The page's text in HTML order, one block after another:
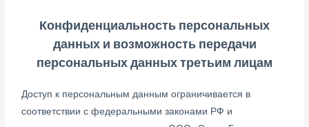
Конфиденциальность персональных
данных и возможность передачи
персональных данных третьим лицам
Доступ к персональным данным ограничивается в
соответствии с федеральными законами РФ и